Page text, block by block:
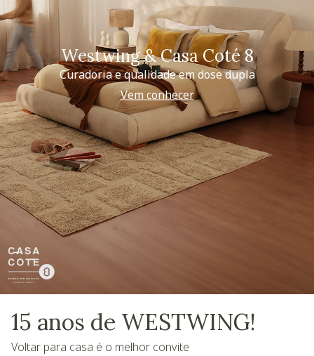
Westwing & Casa Coté 8
Curadoria e qualidade em dose dupla
Vem conhecer
15 anos de WESTWING!
Voltar para casa é o melhor convite